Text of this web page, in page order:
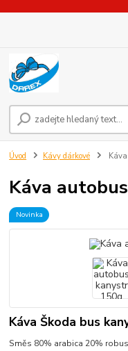
Úvod Kávy dárkové
Káva
Novinka
Káva Škoda bus
Směs 80% arabica 20%